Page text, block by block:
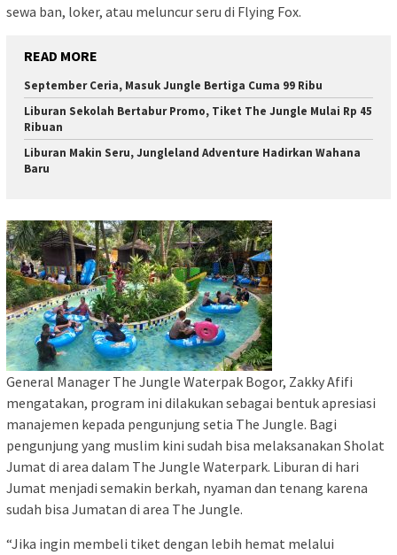
sewa ban, loker, atau meluncur seru di Flying Fox.
READ MORE
September Ceria, Masuk Jungle Bertiga Cuma 99 Ribu
Liburan Sekolah Bertabur Promo, Tiket The Jungle Mulai Rp 45
Ribuan
Liburan Makin Seru, Jungleland Adventure Hadirkan Wahana
Baru
General Manager The Jungle Waterpak Bogor, Zakky Afifi
mengatakan, program ini dilakukan sebagai bentuk apresiasi
manajemen kepada pengunjung setia The Jungle. Bagi
pengunjung yang muslim kini sudah bisa melaksanakan Sholat
Jumat di area dalam The Jungle Waterpark. Liburan di hari
Jumat menjadi semakin berkah, nyaman dan tenang karena
sudah bisa Jumatan di area The Jungle.
“Jika ingin membeli tiket dengan lebih hemat melalui